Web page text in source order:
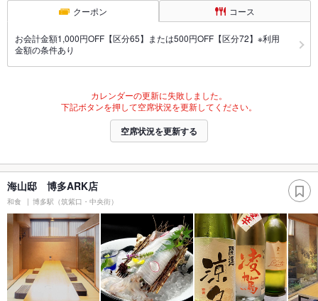
クーポン コース
お会計金額1,000円OFF【区分65】または500円OFF【区分72】※利用
金額の条件あり
カレンダーの更新に失敗しました。
下記ボタンを押して空席状況を更新してください。
空席状況を更新する
海山邸 博多ARK店
和食 博多駅（筑紫口・中央街）